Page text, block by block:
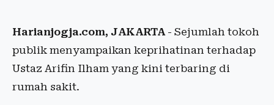
Harianjogja.com, JAKARTA- Sejumlah tokoh
publik menyampaikan keprihatinan terhadap
Ustaz Arifin Ilham yang kini terbaring di
rumah sakit.